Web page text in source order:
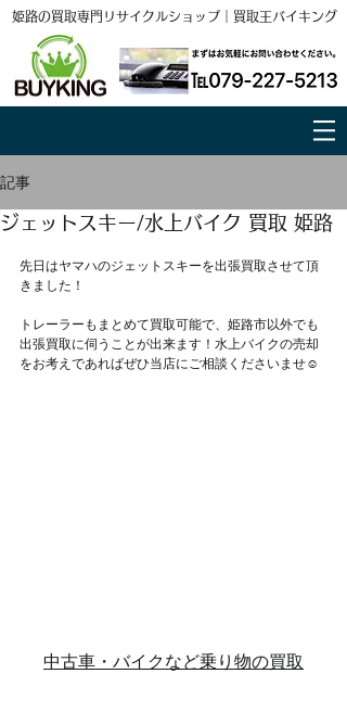
姫路の買取専門リサイクルショップ｜買取王バイキング
記事
ジェットスキー/水上バイク 買取 姫路
先日はヤマハのジェットスキーを出張買取させて頂
きました！
トレーラーもまとめて買取可能で、姫路市以外でも
出張買取に伺うことが出来ます！水上バイクの売却
をお考えであればぜひ当店にご相談くださいませ☺
中古車・バイクなど乗り物の買取